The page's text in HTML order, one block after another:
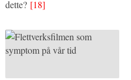
dette? [18]